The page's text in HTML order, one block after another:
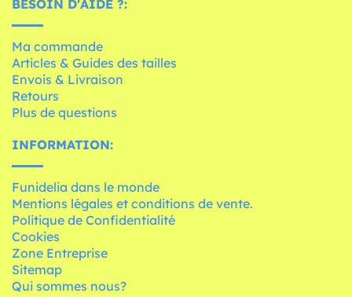
BESOIN D'AIDE ?:
Ma commande
Articles & Guides des tailles
Envois & Livraison
Retours
Plus de questions
INFORMATION:
Funidelia dans le monde
Mentions légales et conditions de vente.
Politique de Confidentialité
Cookies
Zone Entreprise
Sitemap
Qui sommes nous?